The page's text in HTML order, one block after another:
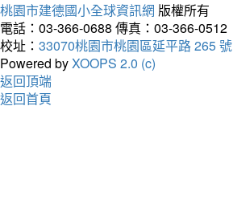
桃園市建德國小全球資訊網 版權所有
電話：03-366-0688 傳真：03-366-0512
校址： 33070桃園市桃園區延平路 265 號
Powered byXOOPS 2.0 (c)
返回頂端
返回首頁